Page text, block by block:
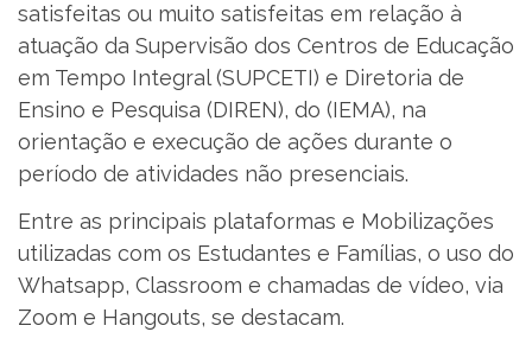
satisfeitas ou muito satisfeitas em relação à
atuação da Supervisão dos Centros de Educação
em Tempo Integral (SUPCETI) e Diretoria de
Ensino e Pesquisa (DIREN), do (IEMA), na
orientação e execução de ações durante o
período de atividades não presenciais.
Entre as principais plataformas e Mobilizações
utilizadas com os Estudantes e Famílias, o uso do
Whatsapp, Classroom e chamadas de vídeo, via
Zoom e Hangouts, se destacam.